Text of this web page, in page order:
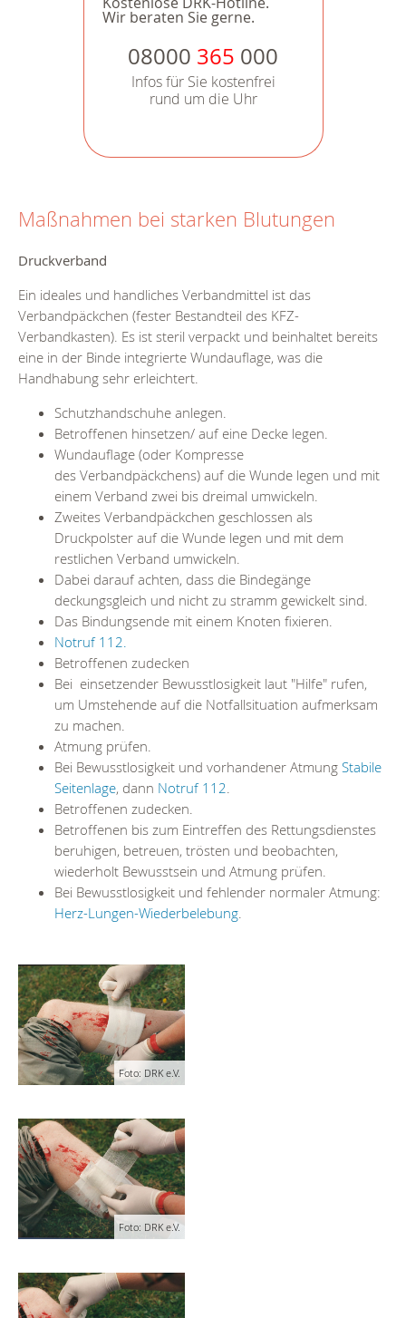
Wir beraten Sie gerne.
08000 365 000
Infos für Sie kostenfrei
rund um die Uhr
Maßnahmen bei starken Blutungen
Druckverband
Ein ideales und handliches Verbandmittel ist das
Verbandpäckchen (fester Bestandteil des KFZ-
Verbandkasten). Es ist steril verpackt und beinhaltet bereits
eine in der Binde integrierte Wundauflage, was die
Handhabung sehr erleichtert.
Schutzhandschuhe anlegen.
Betroffenen hinsetzen/ auf eine Decke legen.
Wundauflage (oder Kompresse
des Verbandpäckchens) auf die Wunde legen und mit
einem Verband zwei bis dreimal umwickeln.
Zweites Verbandpäckchen geschlossen als
Druckpolster auf die Wunde legen und mit dem
restlichen Verband umwickeln.
Dabei darauf achten, dass die Bindegänge
deckungsgleich und nicht zu stramm gewickelt sind.
Das Bindungsende mit einem Knoten fixieren.
Notruf 112.
Betroffenen zudecken
Bei einsetzender Bewusstlosigkeit laut "Hilfe" rufen,
um Umstehende auf die Notfallsituation aufmerksam
zu machen.
Atmung prüfen.
Bei Bewusstlosigkeit und vorhandener Atmung Stabile
Seitenlage, dann Notruf 112.
Betroffenen zudecken.
Betroffenen bis zum Eintreffen des Rettungsdienstes
beruhigen, betreuen, trösten und beobachten,
wiederholt Bewusstsein und Atmung prüfen.
Bei Bewusstlosigkeit und fehlender normaler Atmung:
Herz-Lungen-Wiederbelebung.
Foto: DRK e.V.
Foto: DRK e.V.